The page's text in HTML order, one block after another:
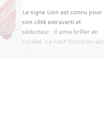
Le signe Lion est connu pour
son côté extraverti et
séducteur : il aime briller en
société. Le natif Scorpion est